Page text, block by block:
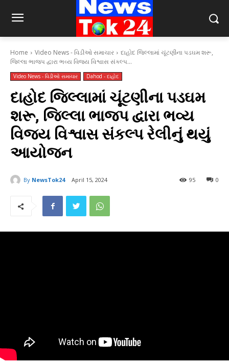
Home Video News - વિડીઓ સમાચાર
દાહોદ જિલ્લામાં ચૂંટણીના પડઘમ શરૂ,
જિલ્લા ભાજપ દ્વારા ભવ્ય વિજય વિશ્વાસ સંકલ્પ...
Video News - વિડીઓ સમાચાર Dahod - દાહોદ
દાહોદ જિલ્લામાં ચૂંટણીના પડઘમ
શરૂ, જિલ્લા ભાજપ દ્વારા ભવ્ય
વિજય વિશ્વાસ સંકલ્પ રેલીનું થયું
આયોજન
By NewsTok24 April 15, 2024 0
95